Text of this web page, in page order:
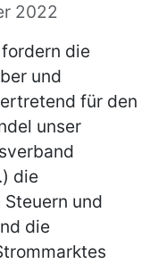
2022
die
und
für den
unser
die
und
die